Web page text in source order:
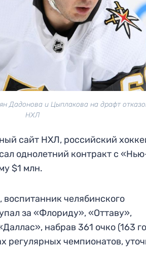
Дадонова и Цыплакова на драфт
НХЛ
сайт НХЛ, российский
однолетний контракт с
$1 млн.
челябинского
за «Флориду», «Оттаву»,
набрав 361 очко (163
регулярных чемпионатов,